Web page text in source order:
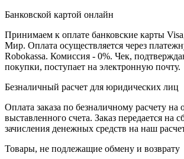
Банковской картой онлайн
Принимаем к оплате банковские карты
Мир. Оплата осуществляется через
Robokassa. Комиссия - 0%. Чек,
покупки, поступает на электронную почту.
Безналичный расчет для юридических лиц
Оплата заказа по безналичному расчету на
выставленного счета. Заказ передается на
зачисления денежных средств на наш
Товары, не подлежащие обмену и возврату